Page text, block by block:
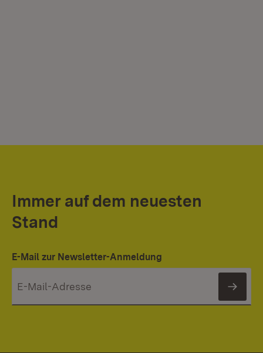
Immer auf dem neuesten
Stand
E-Mail zur Newsletter-Anmeldung